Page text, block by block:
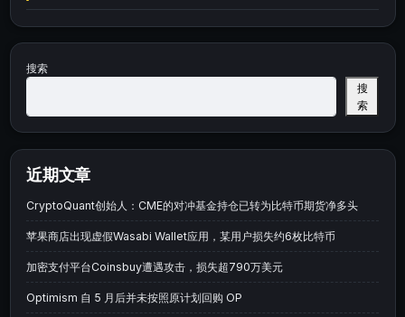
搜索
搜
索
近期文章
CryptoQuant创始人：CME的对冲基金持仓已转为比特币期货净多头
苹果商店出现虚假Wasabi Wallet应用，某用户损失约6枚比特币
加密支付平台Coinsbuy遭遇攻击，损失超790万美元
Optimism 自 5 月后并未按照原计划回购 OP